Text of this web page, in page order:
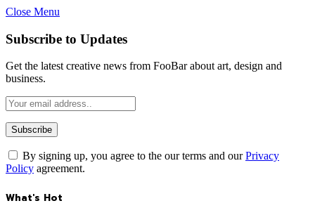
Close Menu
Subscribe to Updates
Get the latest creative news from FooBar about art, design and
business.
By signing up, you agree to the our terms and ourPrivacy
Policy agreement.
What's Hot